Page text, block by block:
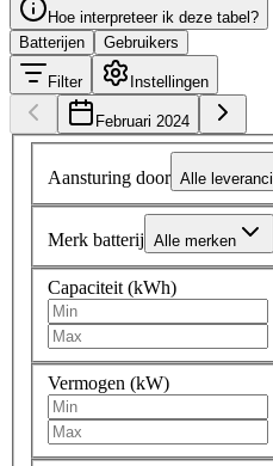
Hoe interpreteer ik deze tabel?
Batterijen
Gebruikers
Filter Instellingen
Februari 2024
Aansturing door Alle
Merk batterij Alle merken
Capaciteit (kWh)
Vermogen (kW)